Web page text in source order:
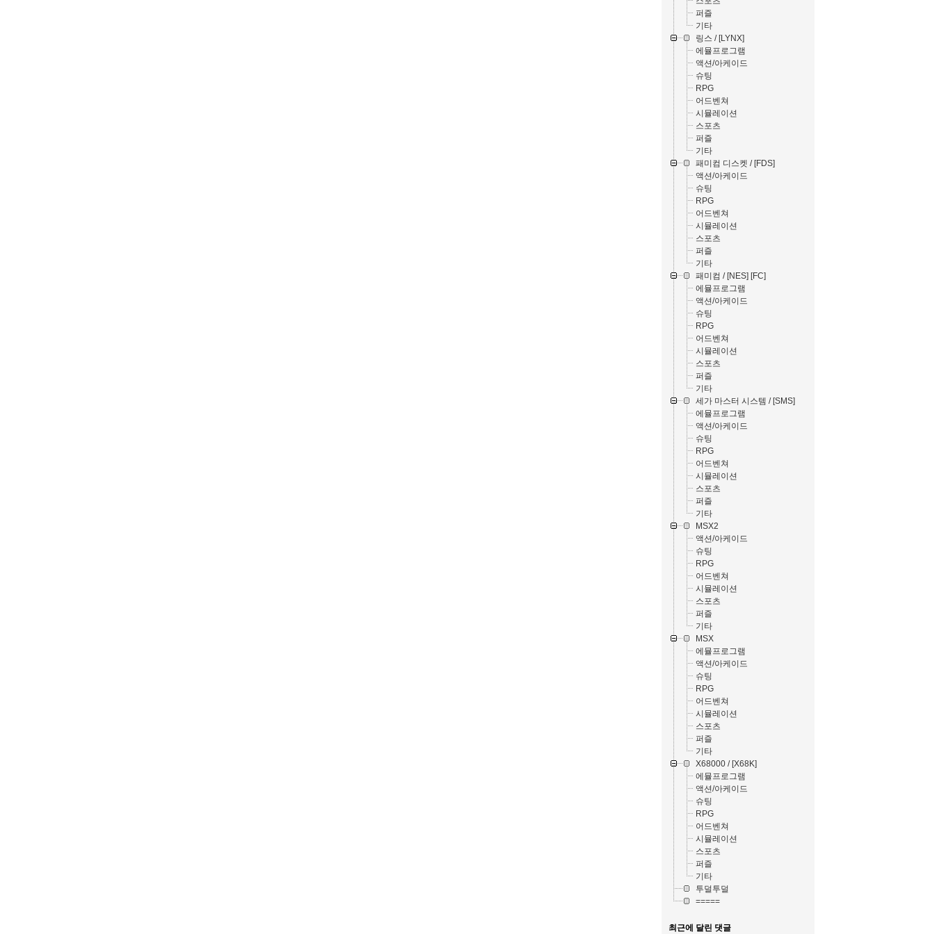
퍼즐
기타
링스 / [LYNX]
에뮬프로그램
액션/아케이드
슈팅
RPG
어드벤쳐
시뮬레이션
스포츠
퍼즐
기타
패미컴 디스켓 / [FDS]
액션/아케이드
슈팅
RPG
어드벤쳐
시뮬레이션
스포츠
퍼즐
기타
패미컴 / [NES] [FC]
에뮬프로그램
액션/아케이드
슈팅
RPG
어드벤쳐
시뮬레이션
스포츠
퍼즐
기타
세가 마스터 시스템 / [SMS]
에뮬프로그램
액션/아케이드
슈팅
RPG
어드벤쳐
시뮬레이션
스포츠
퍼즐
기타
MSX2
액션/아케이드
슈팅
RPG
어드벤쳐
시뮬레이션
스포츠
퍼즐
기타
MSX
에뮬프로그램
액션/아케이드
슈팅
RPG
어드벤쳐
시뮬레이션
스포츠
퍼즐
기타
X68000 / [X68K]
에뮬프로그램
액션/아케이드
슈팅
RPG
어드벤쳐
시뮬레이션
스포츠
퍼즐
기타
투덜투덜
=====
최근에 달린 댓글